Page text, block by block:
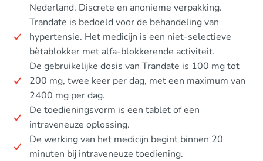
Nederland. Discrete en anonieme verpakking.
Trandate is bedoeld voor de behandeling van
hypertensie. Het medicijn is een niet-selectieve
bètablokker met alfa-blokkerende activiteit.
De gebruikelijke dosis van Trandate is 100 mg tot
200 mg, twee keer per dag, met een maximum van
2400 mg per dag.
De toedieningsvorm is een tablet of een
intraveneuze oplossing.
De werking van het medicijn begint binnen 20
minuten bij intraveneuze toediening.